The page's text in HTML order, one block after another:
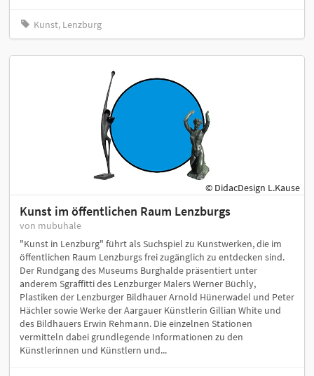
Kunst, Lenzburg
© DidacDesign L.Kause
Kunst im öffentlichen Raum Lenzburgs
von mubuhale
"Kunst in Lenzburg" führt als Suchspiel zu Kunstwerken, die im
öffentlichen Raum Lenzburgs frei zugänglich zu entdecken sind.
Der Rundgang des Museums Burghalde präsentiert unter
anderem Sgraffitti des Lenzburger Malers Werner Büchly,
Plastiken der Lenzburger Bildhauer Arnold Hünerwadel und Peter
Hächler sowie Werke der Aargauer Künstlerin Gillian White und
des Bildhauers Erwin Rehmann. Die einzelnen Stationen
vermitteln dabei grundlegende Informationen zu den
Künstlerinnen und Künstlern und...